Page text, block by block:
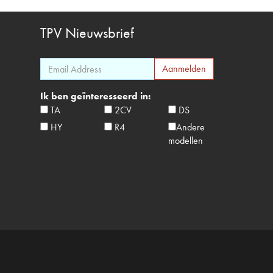
TPV Nieuwsbrief
Ik ben geïnteresseerd in:
TA
2CV
DS
HY
R4
Andere
modellen